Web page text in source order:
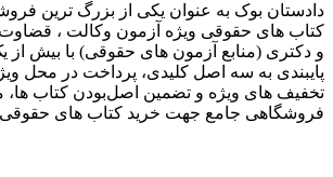
دادستان بوک به عنوان یکی از بزرگ ترین
کتاب های حقوقی ویژه آزمون وکالت ،
و دکتری (منابع آزمون های حقوقی) با بیش از
پایبندی به سه اصل کلیدی، پرداخت در محل
تخفیف های ویژه و تضمین اصل‌بودن کتاب ها،
فروشگاهی جامع جهت خرید کتاب های حقوقی